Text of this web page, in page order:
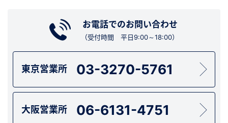
お電話でのお問い合わせ
（受付時間 平日9:00～18:00）
東京営業所 03-3270-5761
大阪営業所 06-6131-4751